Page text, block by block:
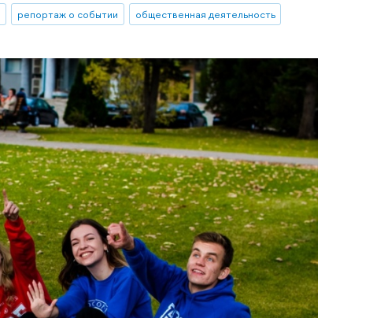
репортаж о событии общественная деятельность